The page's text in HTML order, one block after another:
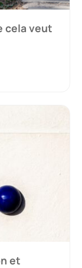
cela veut
et